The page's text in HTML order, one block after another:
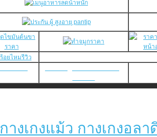
กางเกงแม้ว กางเกงอล